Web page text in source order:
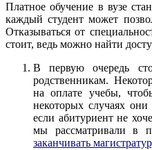
Платное обучение в вузе
каждый студент может
Отказываться от
стоит, ведь можно найти
В первую очередь
родственникам.
на оплате учебы,
некоторых случаях
если абитуриент не
мы рассматривали в
заканчивать